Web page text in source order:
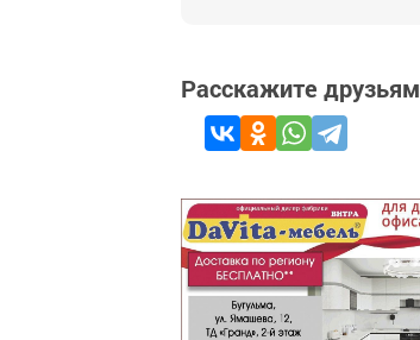
Расскажите друзьям